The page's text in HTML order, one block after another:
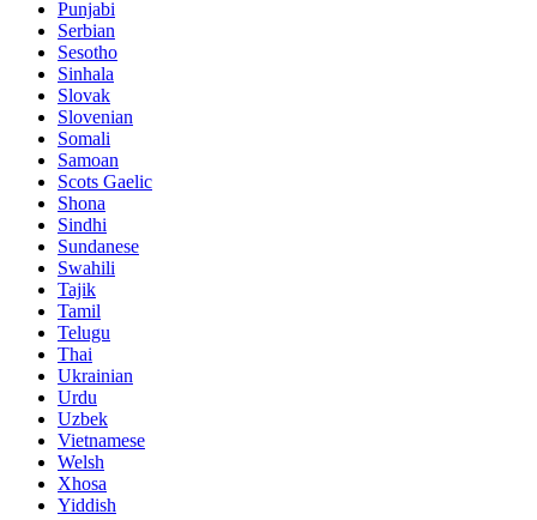
Punjabi
Serbian
Sesotho
Sinhala
Slovak
Slovenian
Somali
Samoan
Scots Gaelic
Shona
Sindhi
Sundanese
Swahili
Tajik
Tamil
Telugu
Thai
Ukrainian
Urdu
Uzbek
Vietnamese
Welsh
Xhosa
Yiddish